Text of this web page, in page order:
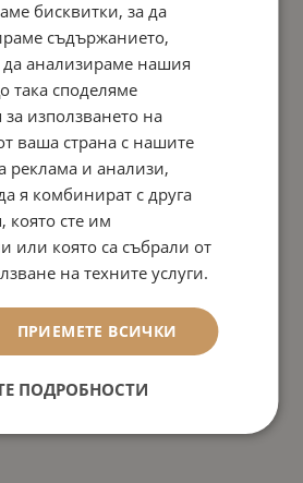
бисквитки, за да
съдържанието,
да анализираме нашия
така споделяме
използването на
ваша страна с нашите
реклама и анализи,
я комбинират с друга
сте им
или която са събрали от
на техните услуги.
ПРИЕМЕТЕ ВСИЧКИ
ПОДРОБНОСТИ